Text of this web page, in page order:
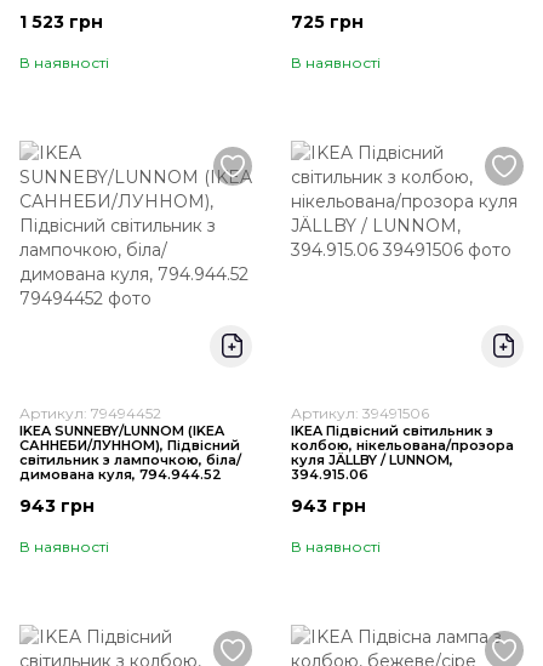
1 523 грн
В наявності
725 грн
В наявності
Артикул: 79494452
IKEA SUNNEBY/LUNNOM (ІKEA
САННЕБИ/ЛУННОМ), Підвісний
світильник з лампочкою, біла/
димована куля, 794.944.52
943 грн
В наявності
Артикул: 39491506
IKEA Підвісний світильник з
колбою, нікельована/прозора
куля JÄLLBY / LUNNOM,
394.915.06
943 грн
В наявності